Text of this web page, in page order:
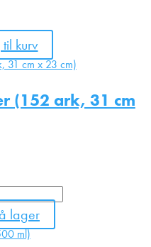
kurv
(152 ark, 31 cm
lager